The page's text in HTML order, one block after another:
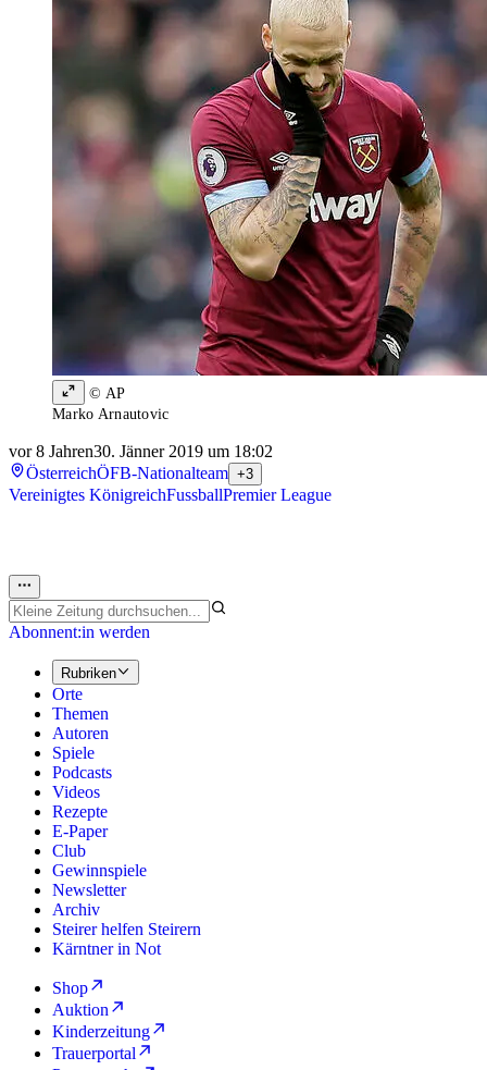
© AP
Marko Arnautovic
vor 8 Jahren30. Jänner 2019 um 18:02
ÖsterreichÖFB-Nationalteam +3
Vereinigtes KönigreichFussballPremier League
Abonnent:in werden
Rubriken
Orte
Themen
Autoren
Spiele
Podcasts
Videos
Rezepte
E-Paper
Club
Gewinnspiele
Newsletter
Archiv
Steirer helfen Steirern
Kärntner in Not
Shop
Auktion
Kinderzeitung
Trauerportal